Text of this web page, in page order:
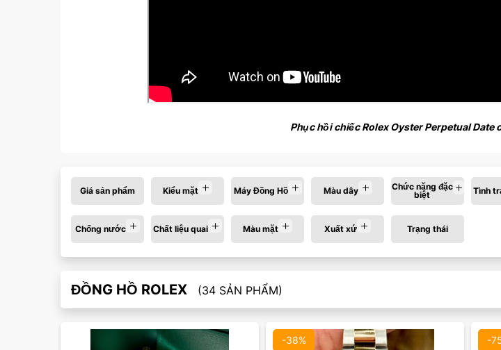
Phục hồi chiếc Rolex Oyster Perpetual Date
Giá sản phẩm Kiểu mặt Máy Đồng Hồ Màu dây
Chức năng đặc
biệt
Tình
Chống nước Chất liệu quai Màu mặt Xuất xứ Trạng thái
ĐỒNG HỒ ROLEX (34 SẢN PHẨM)
-38% -